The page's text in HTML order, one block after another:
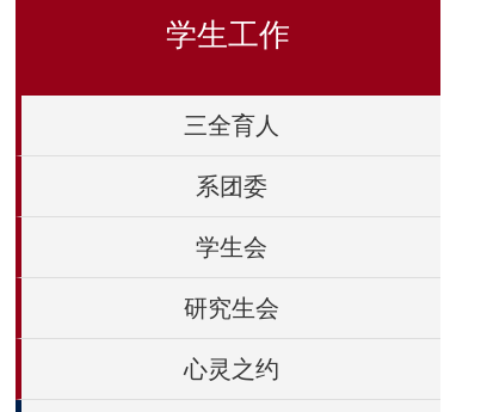
学生工作
三全育人
系团委
学生会
研究生会
心灵之约